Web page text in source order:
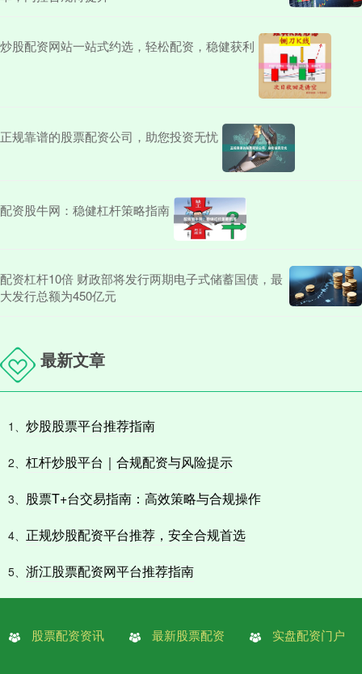
炒股配资网站一站式约选，轻松配资，稳健获利
正规靠谱的股票配资公司，助您投资无忧
配资股牛网：稳健杠杆策略指南
配资杠杆10倍 财政部将发行两期电子式储蓄国债，最
大发行总额为450亿元
最新文章
1、 炒股股票平台推荐指南
2、 杠杆炒股平台｜合规配资与风险提示
3、 股票T+台交易指南：高效策略与合规操作
4、 正规炒股配资平台推荐，安全合规首选
5、 浙江股票配资网平台推荐指南
股票配资资讯 最新股票配资 实盘配资门户